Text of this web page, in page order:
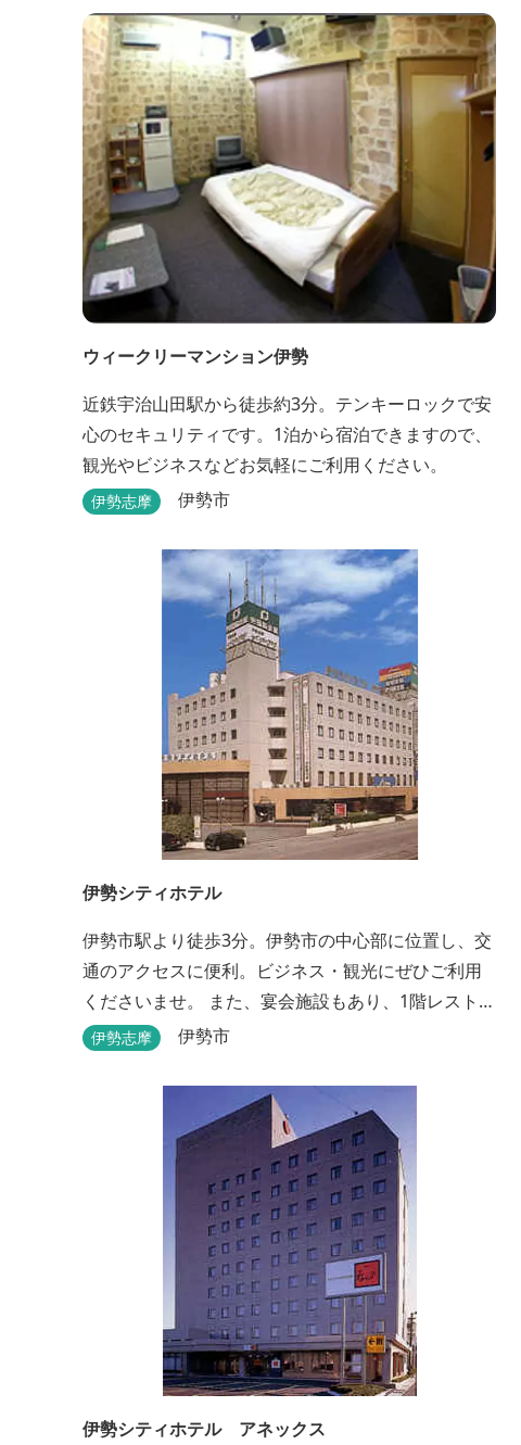
ウィークリーマンション伊勢
近鉄宇治山田駅から徒歩約3分。テンキーロックで安
心のセキュリティです。1泊から宿泊できますので、
観光やビジネスなどお気軽にご利用ください。
伊勢志摩 伊勢市
伊勢シティホテル
伊勢市駅より徒歩3分。伊勢市の中心部に位置し、交
通のアクセスに便利。ビジネス・観光にぜひご利用
くださいませ。 また、宴会施設もあり、1階レストラ
ン「石かわ」では本場松阪牛をお楽しみいただけま
伊勢志摩 伊勢市
伊勢シティホテル アネックス